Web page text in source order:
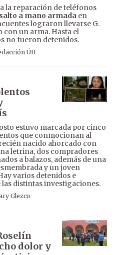
la reparación de teléfonos
a mano armada en
lograron llevarse G.
un arma. Hasta el
no fueron detenidos.
ÚH
estuvo marcada por cinco
que conmocionan al
nacido ahorcado con
letrina, dos compradores
a balazos, además de una
y un joven
varios detenidos e
distintas investigaciones.
Glezcu
dolor y